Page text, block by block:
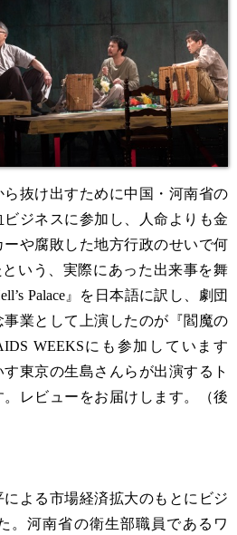
抜け出すために中国・河南省の
ジネスに参加し、人命よりも金
や腐敗した地方行政のせいで何
いう、実際にあった出来事を舞
Palace』を日本語に訳し、劇団
業として上演したのが『閻魔の
WEEKSにも参加しています
す東京の生島さんらが出演するト
レビューをお届けします。（後
による市場経済拡大のもとにビジ
。河南省の衛生部職員であるワ